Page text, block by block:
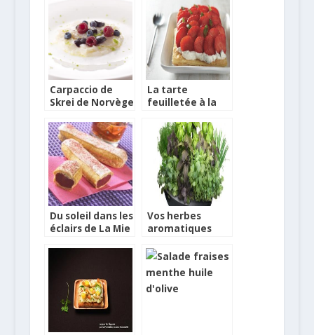
Carpaccio de
Skrei de Norvège
combawa, fruits
rouges en gelée
La tarte
feuilletée à la
fraises marinées
Du soleil dans les
éclairs de La Mie
Vos herbes
aromatiques
l’année